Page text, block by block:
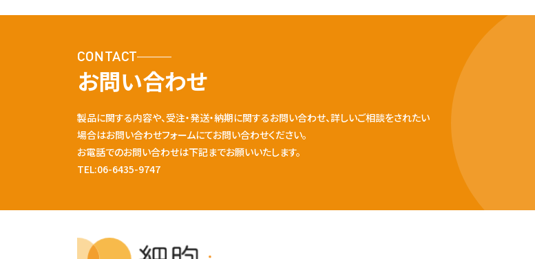
CONTACT
お問い合わせ
製品に関する内容や、受注・発送・納期に関するお問い合わせ、詳しいご相談をされたい
場合はお問い合わせフォームにてお問い合わせください。
お電話でのお問い合わせは下記までお願いいたします。
TEL:06-6435-9747